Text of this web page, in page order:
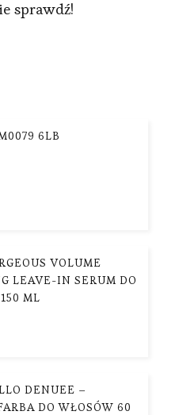
sprawdź!
6LB
VOLUME
LEAVE-IN SERUM DO
ML
DENUEE –
DO WŁOSÓW 60